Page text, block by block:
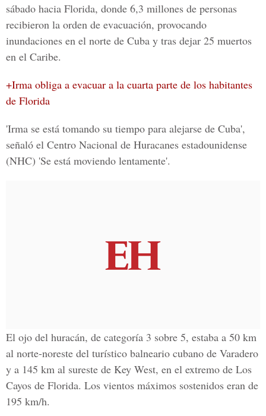
sábado hacia Florida, donde 6,3 millones de personas
recibieron la orden de evacuación, provocando
inundaciones en el norte de Cuba y tras dejar 25 muertos
en el Caribe.
+Irma obliga a evacuar a la cuarta parte de los habitantes
de Florida
'Irma se está tomando su tiempo para alejarse de Cuba',
señaló el Centro Nacional de Huracanes estadounidense
(NHC) 'Se está moviendo lentamente'.
El ojo del huracán, de categoría 3 sobre 5, estaba a 50 km
al norte-noreste del turístico balneario cubano de Varadero
y a 145 km al sureste de Key West, en el extremo de Los
Cayos de Florida. Los vientos máximos sostenidos eran de
195 km/h.